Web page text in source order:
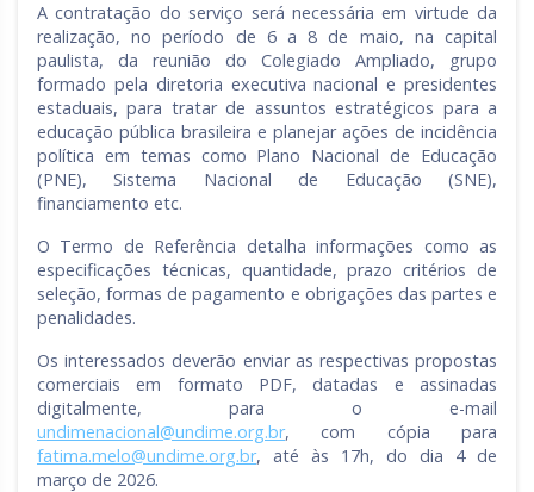
A contratação do serviço será necessária em virtude da
realização, no período de 6 a 8 de maio, na capital
paulista, da reunião do Colegiado Ampliado, grupo
formado pela diretoria executiva nacional e presidentes
estaduais, para tratar de assuntos estratégicos para a
educação pública brasileira e planejar ações de incidência
política em temas como Plano Nacional de Educação
(PNE), Sistema Nacional de Educação (SNE),
financiamento etc.
O Termo de Referência detalha informações como as
especificações técnicas, quantidade, prazo critérios de
seleção, formas de pagamento e obrigações das partes e
penalidades.
Os interessados deverão enviar as respectivas propostas
comerciais em formato PDF, datadas e assinadas
digitalmente, para o e-mail
undimenacional@undime.org.br, com cópia para
fatima.melo@undime.org.br, até às 17h, do dia 4 de
março de 2026.